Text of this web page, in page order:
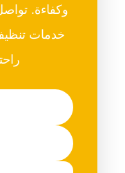
وكفاءة.
خدمات